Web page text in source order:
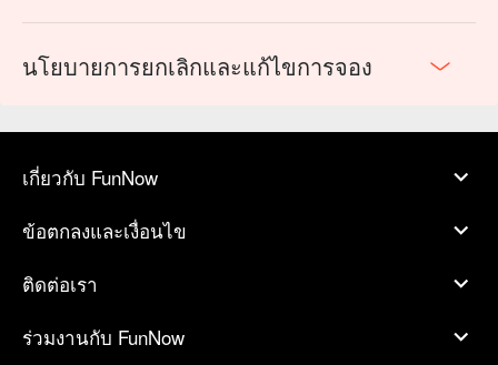
นโยบายการยกเลิกและแก้ไขการจอง
เกี่ยวกับ FunNow
ข้อตกลงและเงื่อนไข
ติดต่อเรา
ร่วมงานกับ FunNow